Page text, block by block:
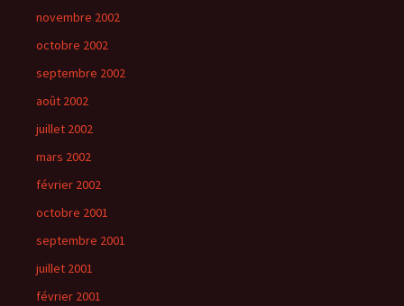
novembre 2002
octobre 2002
septembre 2002
août 2002
juillet 2002
mars 2002
février 2002
octobre 2001
septembre 2001
juillet 2001
février 2001